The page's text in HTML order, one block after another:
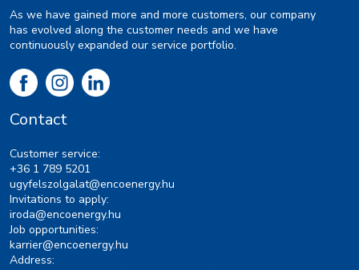
As we have gained more and more customers, our company
has evolved along the customer needs and we have
continuously expanded our service portfolio.
Contact
Customer service:
+36 1 789 5201
ugyfelszolgalat@encoenergy.hu
Invitations to apply:
iroda@encoenergy.hu
Job opportunities:
karrier@encoenergy.hu
Address: